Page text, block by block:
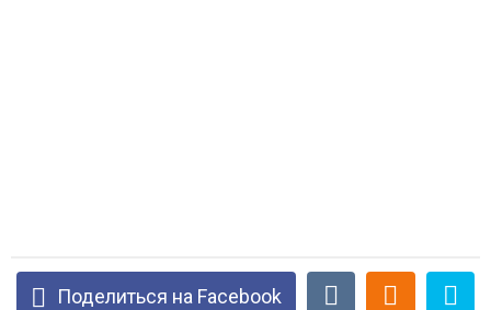
Поделиться на Facebook